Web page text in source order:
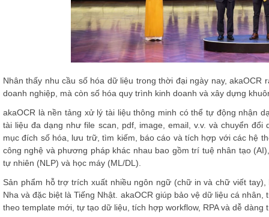
Nhân thấy nhu cầu số hóa dữ liệu trong thời đại ngày nay,
doanh nghiệp, mà còn số hóa quy trình kinh doanh và xây dựng
akaOCR là nền tảng xử lý tài liệu thông minh có thể tự động nhận
tài liệu đa dạng như file scan, pdf, image, email, v.v. và chuyển
mục đích số hóa, lưu trữ, tìm kiếm, báo cáo và tích hợp với các hệ
công nghệ và phương pháp khác nhau bao gồm trí tuệ nhân tạo
tự nhiên (NLP) và học máy (ML/DL).
Sản phẩm hỗ trợ trích xuất nhiều ngôn ngữ (chữ in và chữ viết
Nha và đặc biệt là Tiếng Nhật. akaOCR giúp bảo vệ dữ liệu cá
theo template mới, tự tạo dữ liệu, tích hợp workflow, RPA và dễ dàng